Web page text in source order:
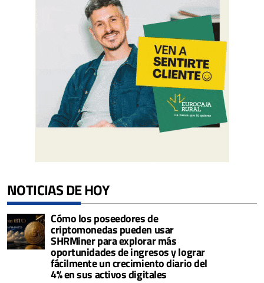
NOTICIAS DE HOY
Cómo los poseedores de
criptomonedas pueden usar
SHRMiner para explorar más
oportunidades de ingresos y lograr
fácilmente un crecimiento diario del
4% en sus activos digitales